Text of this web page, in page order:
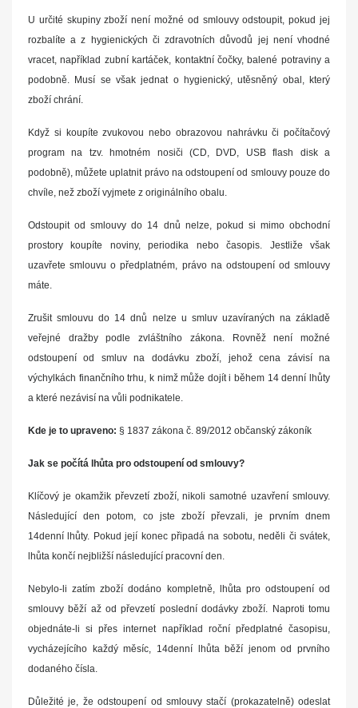
U určité skupiny zboží není možné od smlouvy odstoupit, pokud jej
rozbalíte a z hygienických či zdravotních důvodů jej není vhodné
vracet, například zubní kartáček, kontaktní čočky, balené potraviny a
podobně. Musí se však jednat o hygienický, utěsněný obal, který
zboží chrání.
Když si koupíte zvukovou nebo obrazovou nahrávku či počítačový
program na tzv. hmotném nosiči (CD, DVD, USB flash disk a
podobně), můžete uplatnit právo na odstoupení od smlouvy pouze do
chvíle, než zboží vyjmete z originálního obalu.
Odstoupit od smlouvy do 14 dnů nelze, pokud si mimo obchodní
prostory koupíte noviny, periodika nebo časopis. Jestliže však
uzavřete smlouvu o předplatném, právo na odstoupení od smlouvy
máte.
Zrušit smlouvu do 14 dnů nelze u smluv uzavíraných na základě
veřejné dražby podle zvláštního zákona. Rovněž není možné
odstoupení od smluv na dodávku zboží, jehož cena závisí na
výchylkách finančního trhu, k nimž může dojít i během 14 denní lhůty
a které nezávisí na vůli podnikatele.
Kde je to upraveno: § 1837 zákona č. 89/2012 občanský zákoník
Jak se počítá lhůta pro odstoupení od smlouvy?
Klíčový je okamžik převzetí zboží, nikoli samotné uzavření smlouvy.
Následující den potom, co jste zboží převzali, je prvním dnem
14denní lhůty. Pokud její konec připadá na sobotu, neděli či svátek,
lhůta končí nejbližší následující pracovní den.
Nebylo-li zatím zboží dodáno kompletně, lhůta pro odstoupení od
smlouvy běží až od převzetí poslední dodávky zboží. Naproti tomu
objednáte-li si přes internet například roční předplatné časopisu,
vycházejícího každý měsíc, 14denní lhůta běží jenom od prvního
dodaného čísla.
Důležité je, že odstoupení od smlouvy stačí (prokazatelně) odeslat